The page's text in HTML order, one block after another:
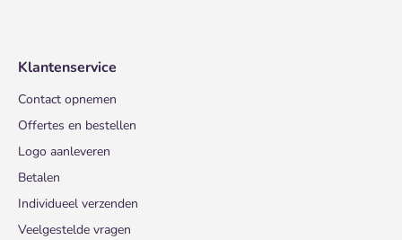
Klantenservice
Contact opnemen
Offertes en bestellen
Logo aanleveren
Betalen
Individueel verzenden
Veelgestelde vragen